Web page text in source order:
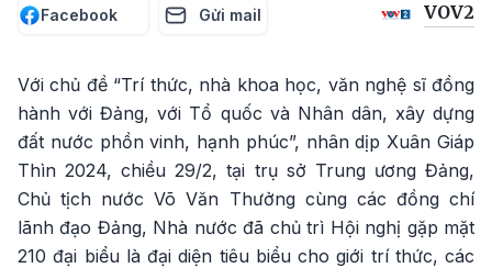
Facebook Gửi mail VOV2
Với chủ đề “Trí thức, nhà khoa học, văn nghệ sĩ đồng
hành với Đảng, với Tổ quốc và Nhân dân, xây dựng
đất nước phồn vinh, hạnh phúc”, nhân dịp Xuân Giáp
Thìn 2024, chiều 29/2, tại trụ sở Trung ương Đảng,
Chủ tịch nước Võ Văn Thưởng cùng các đồng chí
lãnh đạo Đảng, Nhà nước đã chủ trì Hội nghị gặp mặt
210 đại biểu là đại diện tiêu biểu cho giới trí thức, các